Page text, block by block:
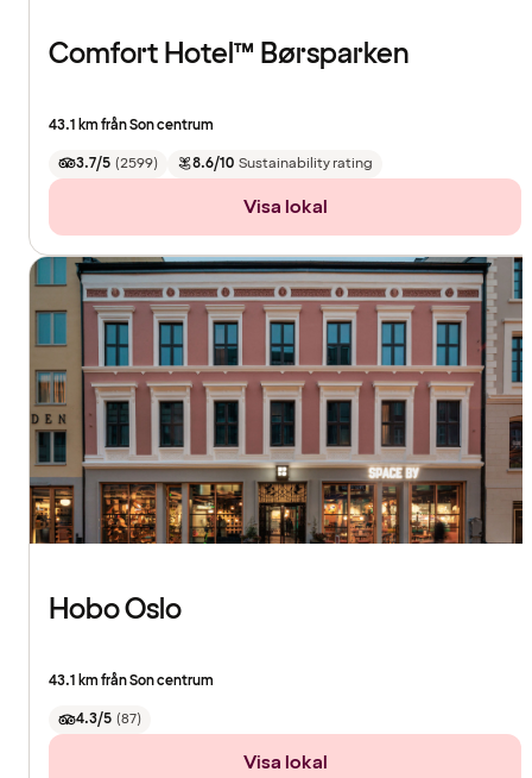
Comfort Hotel™ Børsparken
43.1 km från Son centrum
3.7/5 (2599) 8.6/10 Sustainability rating
Visa lokal
Hobo Oslo
43.1 km från Son centrum
4.3/5 (87)
Visa lokal